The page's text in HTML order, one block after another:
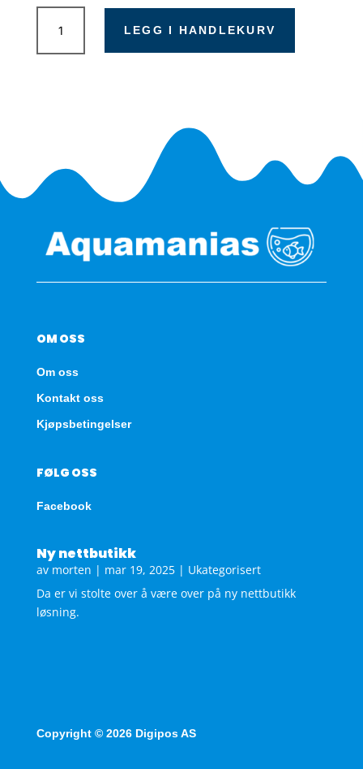
Tropical
Cichlid
Granulat
LEGG I HANDLEKURV
OM OSS
Om oss
Kontakt oss
Kjøpsbetingelser
FØLG OSS
Facebook
Ny nettbutikk
av morten | mar 19, 2025| Ukategorisert
Da er vi stolte over å være over på ny nettbutikk
løsning.
Copyright © 2026 Digipos AS